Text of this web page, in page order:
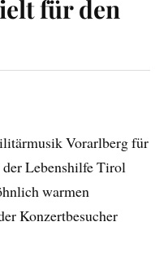
für den
Vorarlberg für
der Lebenshilfe Tirol
warmen
Konzertbesucher